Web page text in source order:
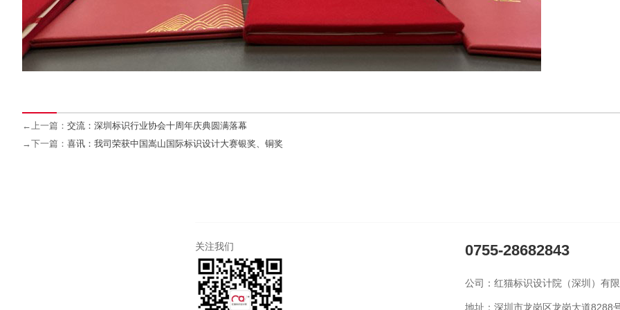
←上一篇： 交流：深圳标识行业协会十周年庆典圆满落幕
→下一篇： 喜讯：我司荣获中国嵩山国际标识设计大赛银奖、铜奖
关注我们 0755-28682843
公司：红猫标识设计院（深圳）有
地址：深圳市龙岗区龙岗大道8288